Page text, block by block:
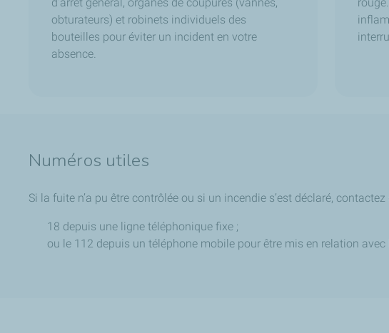
obturateurs) et robinets individuels des
bouteilles pour éviter un incident en votre
absence.
Numéros utiles
Si la fuite n’a pu être contrôlée ou si un incendie s’est déclaré,
18 depuis une ligne téléphonique fixe ;
ou le 112 depuis un téléphone mobile pour être mis en relation avec